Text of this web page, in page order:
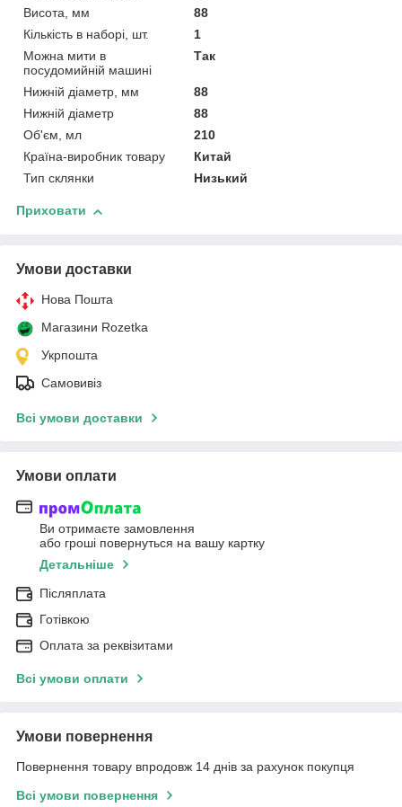
Висота, мм
88
Кількість в наборі, шт.
1
Можна мити в
посудомийній машині
Так
Нижній діаметр, мм
88
Нижній діаметр
88
Об'єм, мл
210
Країна-виробник товару
Китай
Тип склянки
Низький
Приховати
Умови доставки
Нова Пошта
Магазини Rozetka
Укрпошта
Самовивіз
Всі умови доставки
Умови оплати
Ви отримаєте замовлення
або гроші повернуться на вашу картку
Детальніше
Післяплата
Готівкою
Оплата за реквізитами
Всі умови оплати
Умови повернення
Повернення товару впродовж 14 днів за рахунок покупця
Всі умови повернення